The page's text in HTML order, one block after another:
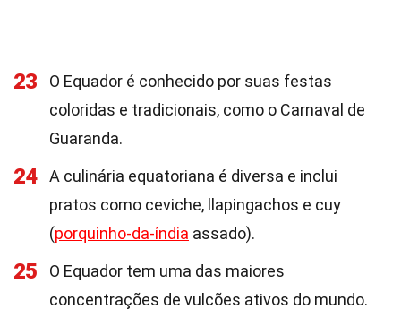
23
O Equador é conhecido por suas festas
coloridas e tradicionais, como o Carnaval de
Guaranda.
24
A culinária equatoriana é diversa e inclui
pratos como ceviche, llapingachos e cuy
(porquinho-da-índia assado).
25
O Equador tem uma das maiores
concentrações de vulcões ativos do mundo.